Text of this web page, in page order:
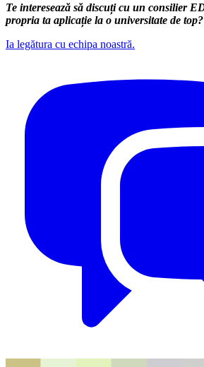
Te interesează să discuți cu un consilier
propria ta aplicație la o universitate de top?
Ia legătura cu echipa noastră.